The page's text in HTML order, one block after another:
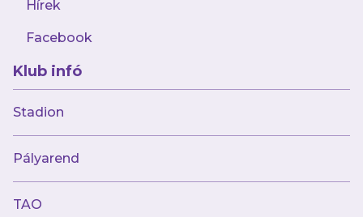
Hírek
Facebook
Klub infó
Stadion
Pályarend
TAO
OTP BANK LIGA, 24. FORDULÓ
AJÁNLÓ